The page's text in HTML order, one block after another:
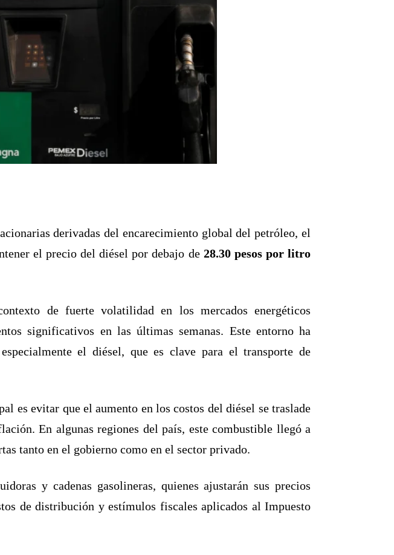
derivadas del encarecimiento global del petróleo, el
el precio del diésel por debajo de 28.30 pesos por litro
de fuerte volatilidad en los mercados energéticos
significativos en las últimas semanas. Este entorno ha
el diésel, que es clave para el transporte de
es evitar que el aumento en los costos del diésel se traslade
En algunas regiones del país, este combustible llegó a
tanto en el gobierno como en el sector privado.
y cadenas gasolineras, quienes ajustarán sus precios
de distribución y estímulos fiscales aplicados al Impuesto